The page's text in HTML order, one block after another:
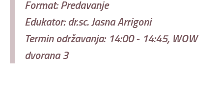
Format: Predavanje
Edukator: dr.sc. Jasna Arrigoni
Termin održavanja: 14:00 - 14:45, WOW
dvorana 3